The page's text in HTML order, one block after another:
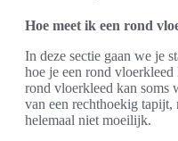
Hoe meet ik een rond
In deze sectie gaan we je
hoe je een rond
rond vloerkleed kan soms
van een rechthoekig tapijt,
helemaal niet moeilijk.